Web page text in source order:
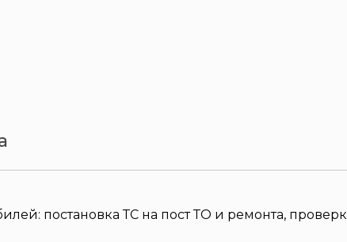
постановка ТС на пост ТО и ремонта,